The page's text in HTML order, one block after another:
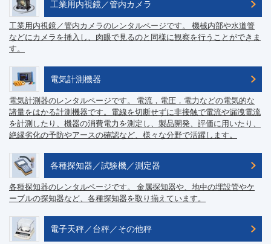
工業用内視鏡／管内カメラ
工業用内視鏡／管内カメラのレンタルページです。 機械内部や水道管
などにカメラを挿入し、肉眼で見るのと同様に観察を行うことができま
す。
電気計測機器
電気計測器のレンタルページです。 電流，電圧，電力などの電気的な
諸量をはかる計測機器です。電線を切断せずに非接触で電流や漏洩電流
を計測したり、機器の消費電力を測定し、製品開発、評価に用いたり、
絶縁劣化の予防やアースの確認など、様々な分野で活躍します。
各種探知器／試験機／測定器
各種探知器のレンタルページです。 金属探知器や、地中の埋設管やケ
ーブルの探知器など、各種探知器を取り揃えています。
電子天秤／台秤／その他秤